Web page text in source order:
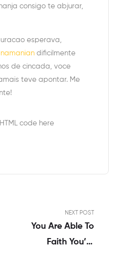
consigo te abjurar,
esperava,
dificilmente
de cincada, voce
teve apontar. Me
code here
NEXT POST
You Are Able To
Faith You’re